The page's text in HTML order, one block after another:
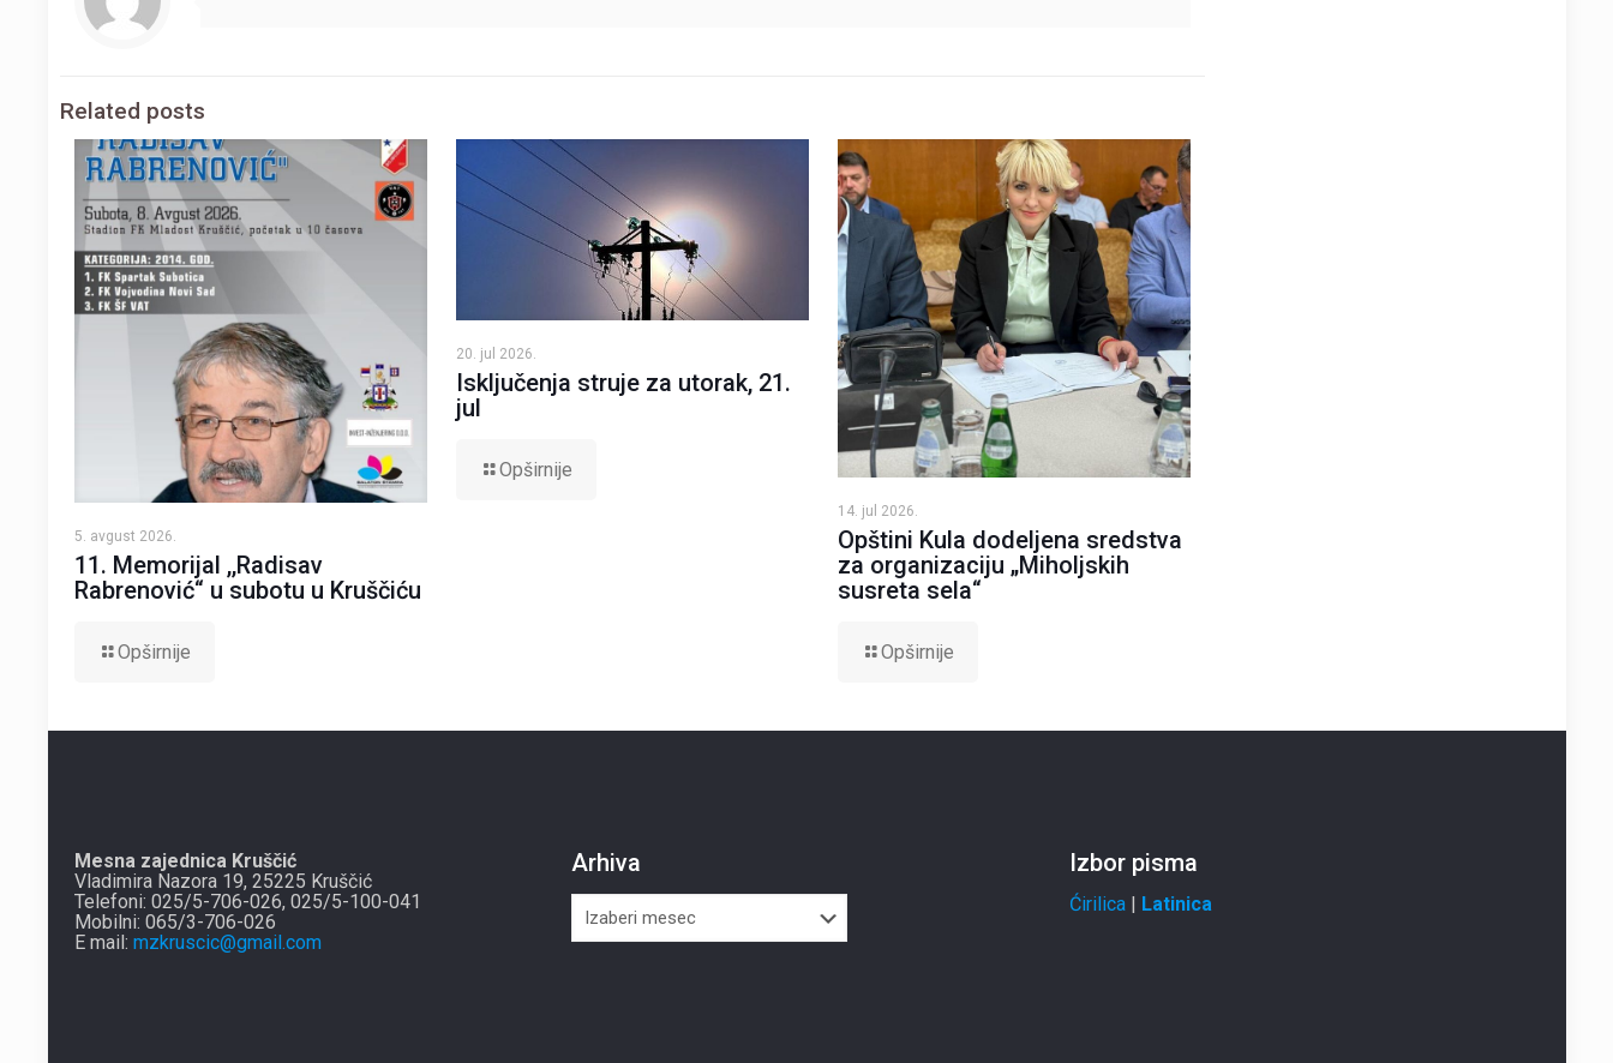
Related posts
5. avgust 2026.
11. Memorijal ,,Radisav
Rabrenović“ u subotu u Kruščiću
Opširnije
20. jul 2026.
Isključenja struje za utorak, 21.
jul
Opširnije
14. jul 2026.
Opštini Kula dodeljena sredstva
za organizaciju „Miholjskih
susreta sela“
Opširnije
Mesna zajednica Kruščić
Vladimira Nazora 19, 25225 Kruščić
Telefoni: 025/5-706-026, 025/5-100-041
Mobilni: 065/3-706-026
E mail: mzkruscic@gmail.com
Arhiva Izbor pisma
Ćirilica Latinica